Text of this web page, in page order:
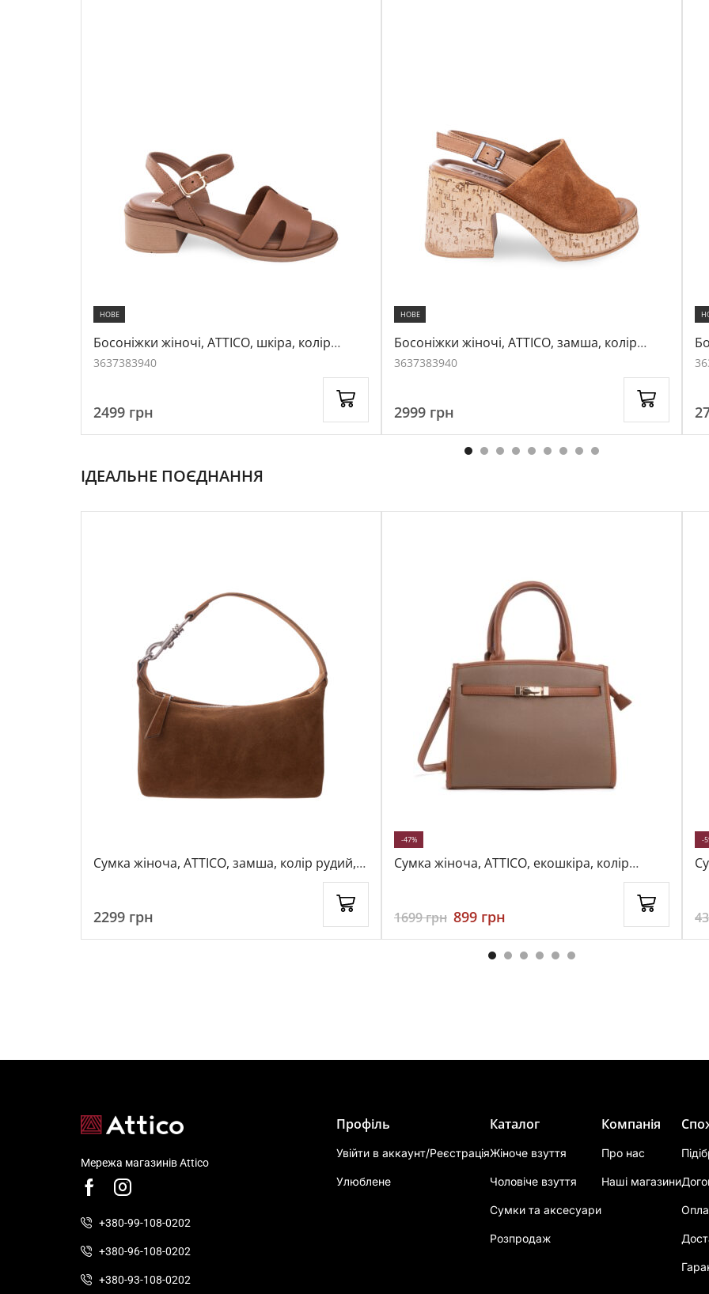
НОВЕ
Босоніжки жіночі, ATTICO, шкіра, колір
рудий, 1054602
3637383940
2499 грн
НОВЕ
Босоніжки жіночі, ATTICO, замша, колір
рудий, 1061802
3637383940
2999 грн
36
ІДЕАЛЬНЕ ПОЄДНАННЯ
Сумка жіноча, ATTICO, замша, колір рудий,
2299 грн
Сумка жіноча, ATTICO, екошкіра, колір
-47%
1699грн 899 грн
-
Мережа магазинів Attico
+380-99-108-0202
+380-96-108-0202
+380-93-108-0202
Профіль
Увійти в аккаунт/Реєстрація
Улюблене
Каталог
Жіноче взуття
Чоловіче взуття
Сумки та аксесуари
Розпродаж
Компанія
Про нас
Наші магазини